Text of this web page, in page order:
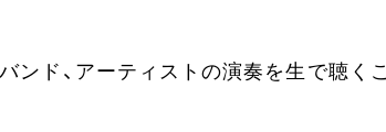
ンド、アーティストの演奏を生で聴くこ